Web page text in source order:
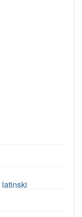
latinski